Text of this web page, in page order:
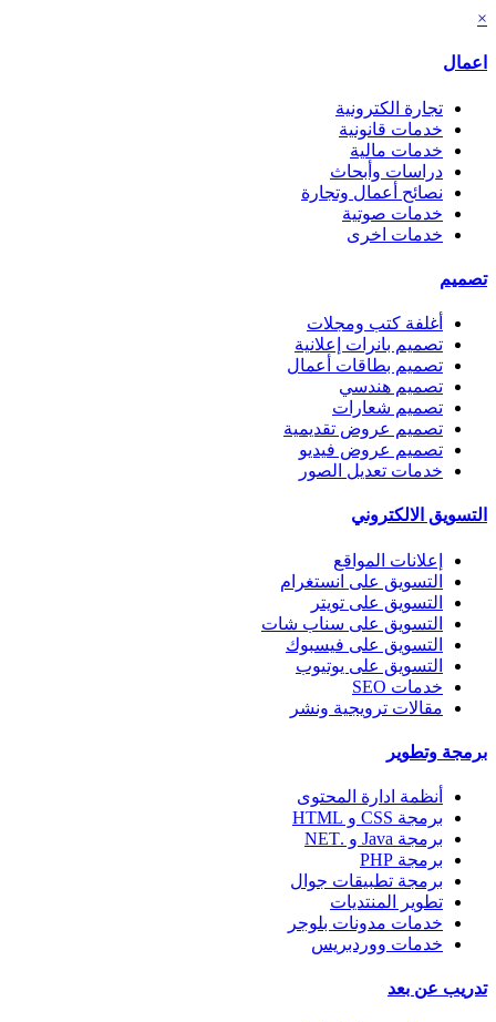
×
اعمال
تجارة الكترونية
خدمات قانونية
خدمات مالية
دراسات وأبحاث
نصائح أعمال وتجارة
خدمات صوتية
خدمات اخرى
تصميم
أغلفة كتب ومجلات
تصميم بانرات إعلانية
تصميم بطاقات أعمال
تصميم هندسي
تصميم شعارات
تصميم عروض تقديمية
تصميم عروض فيديو
خدمات تعديل الصور
التسويق الالكتروني
إعلانات المواقع
التسويق على انستغرام
التسويق على تويتر
التسويق على سناب شات
التسويق على فيسبوك
التسويق على يوتيوب
خدمات SEO
مقالات ترويجية ونشر
برمجة وتطوير
أنظمة ادارة المحتوى
برمجة CSS و HTML
برمجة Java و .NET
برمجة PHP
برمجة تطبيقات جوال
تطوير المنتديات
خدمات مدونات بلوجر
خدمات ووردبريس
تدريب عن بعد